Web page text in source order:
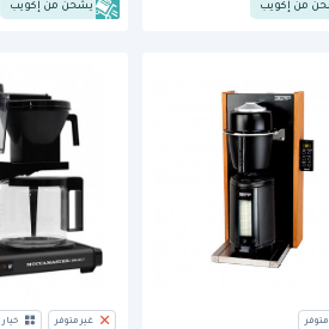
من إكويب يشحن من إكويب
غير متوفر